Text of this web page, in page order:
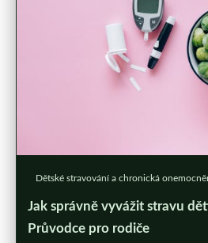
Dětské stravování a chronická
Jak správně vyvážit stravu
Průvodce pro rodiče